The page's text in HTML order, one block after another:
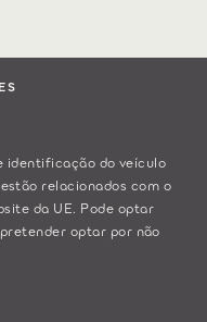
identificação do veículo
relacionados com o
da UE . Pode optar
optar por não